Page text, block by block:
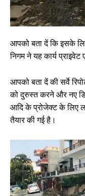
आपको बता दें कि इसके
निगम ने यह कार्य प्राइवेट
आपको बता दें की सर्वे
को दुरुस्त करने और नए
आदि के प्रोजेक्ट के लिए
तैयार की गई है।